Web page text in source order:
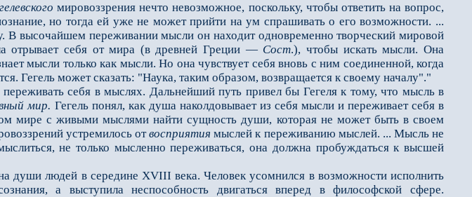
мировоззрения нечто невозможное, поскольку, чтобы ответить на вопрос,
но тогда ей уже не может прийти на ум спрашивать о его возможности. ...
В высочайшем переживании мысли он находит одновременно творческий мировой
отрывает себя от мира (в древней Греции — Сост.), чтобы искать мысли. Она
мысли только как мысли. Но она чувствует себя вновь с ним соединенной, когда
Гегель может сказать: "Наука, таким образом, возвращается к своему началу"."
себя в мыслях. Дальнейший путь привел бы Гегеля к тому, что мысль в
мир. Гегель понял, как душа наколдовывает из себя мысли и переживает себя в
мире с живыми мыслями найти сущность души, которая не может быть в своем
устремилось отвосприятия мыслей к переживанию мыслей. ... Мысль не
не только мысленно переживаться, она должна пробуждаться к высшей
людей в середине ХVIII века. Человек усомнился в возможности исполнить
а выступила неспособность двигаться вперед в философской сфере.